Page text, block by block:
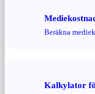
Beräkna
Kalkylator